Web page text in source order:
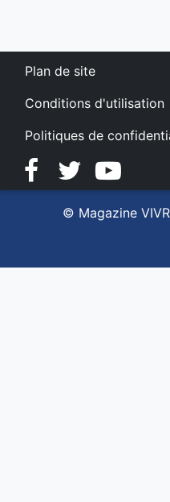
Plan de site
Conditions d'utilisation
Politiques de
FacebookTwitterYouTube
© Magazine